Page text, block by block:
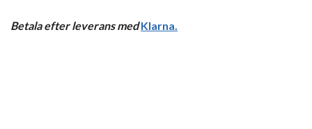
Betala efter leverans med Klarna.